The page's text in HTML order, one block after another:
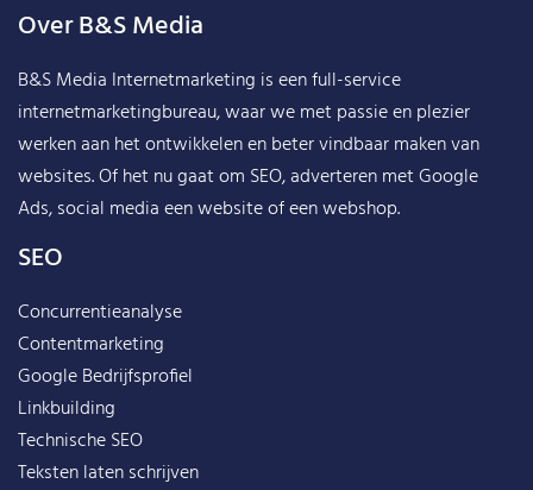
Over B&S Media
B&S Media Internetmarketing is een full-service
internetmarketingbureau, waar we met passie en plezier
werken aan het ontwikkelen en beter vindbaar maken van
websites. Of het nu gaat om SEO, adverteren met Google
Ads, social media een website of een webshop.
SEO
Concurrentieanalyse
Contentmarketing
Google Bedrijfsprofiel
Linkbuilding
Technische SEO
Teksten laten schrijven